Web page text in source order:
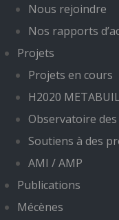
Nous rejoindre
Nos rapports
Projets
Projets en cours
H2020
Observatoire
Soutiens à des
AMI / AMP
Publications
Mécènes